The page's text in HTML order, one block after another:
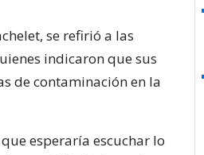
se refirió a las
indicaron que sus
de contaminación en la
esperaría escuchar lo